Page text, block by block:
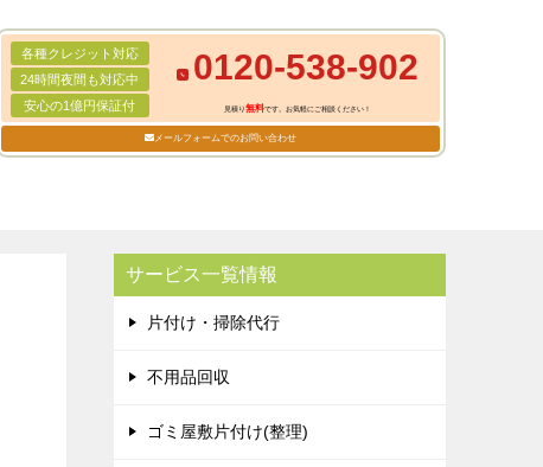
各種クレジット対応
24時間夜間も対応中
安心の1億円保証付
0120-538-902
見積り無料です。お気軽にご相談ください！
メールフォームでのお問い合わせ
サービス一覧情報
片付け・掃除代行
不用品回収
ゴミ屋敷片付け(整理)